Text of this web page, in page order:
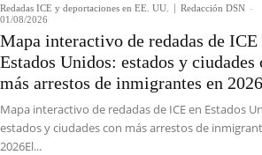
Redadas ICE y deportaciones en EE. UU. Redacción DSN -
01/08/2026
Mapa interactivo de redadas de ICE
Estados Unidos: estados y ciudades
más arrestos de inmigrantes en 2026
Mapa interactivo de redadas de ICE en Estados
estados y ciudades con más arrestos de
2026El...